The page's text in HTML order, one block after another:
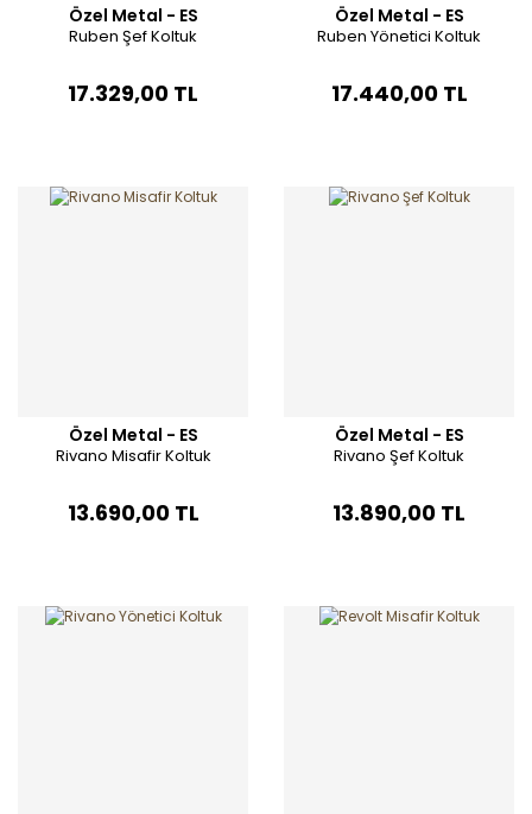
Özel Metal - ES
Ruben Şef Koltuk
17.329,00 TL
Özel Metal - ES
Ruben Yönetici Koltuk
17.440,00 TL
Özel Metal - ES
Rivano Misafir Koltuk
13.690,00 TL
Özel Metal - ES
Rivano Şef Koltuk
13.890,00 TL